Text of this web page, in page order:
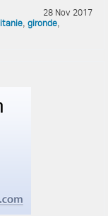
28 Nov 2017
, gironde,